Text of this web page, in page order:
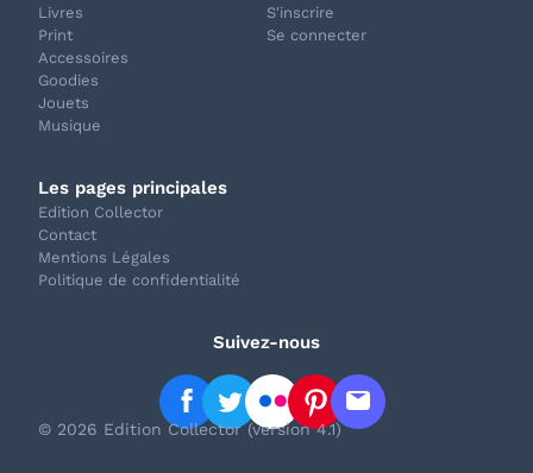
Livres
Print
Accessoires
Goodies
Jouets
Musique
S'inscrire
Se connecter
Les pages principales
Edition Collector
Contact
Mentions Légales
Politique de confidentialité
Suivez-nous
© 2026 Edition Collector (version 4.1)